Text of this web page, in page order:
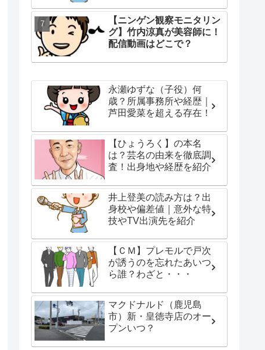
【ニンゲン観察モニタリン
グ】竹内涼真が美容師に！
配信動画はどこで？
永瀬ゆずな（子役）何
歳？所属事務所や経歴｜
芦田愛菜を超える存在！
【ひょうろく】の本名
は？芸名の由来を徹底調
査！出身地や経歴を紹介
井上登美の読み方は？出
身校や偏差値｜意外な特
技やTV出演先を紹介
【ＣＭ】プレモルで戸次
が誘うのを忘れたあいつ
ら誰？わざと・・・
マクドナルド（鹿児島
市）新・皇徳寺店のオー
プンいつ？